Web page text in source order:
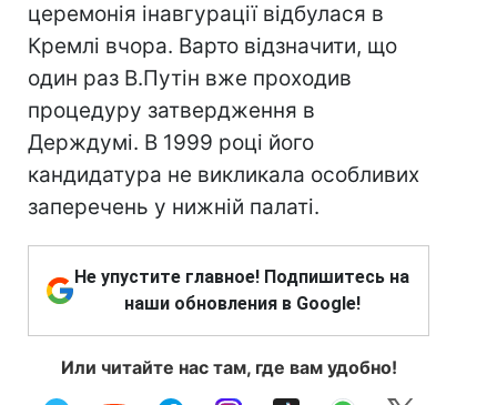
церемонія інавгурації відбулася в
Кремлі вчора. Варто відзначити, що
один раз В.Путін вже проходив
процедуру затвердження в
Держдумі. В 1999 році його
кандидатура не викликала особливих
заперечень у нижній палаті.
Не упустите главное! Подпишитесь на
наши обновления в Google!
Или читайте нас там, где вам удобно!